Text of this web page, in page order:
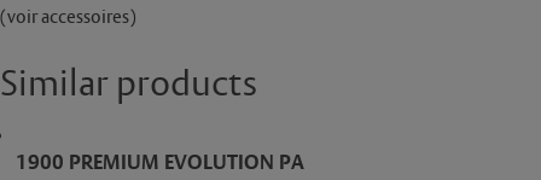
(voir accessoires)
Similar products
1900 PREMIUM EVOLUTION PA